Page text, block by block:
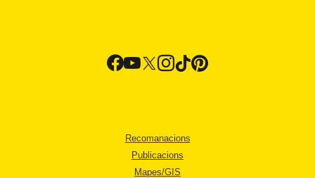
Recomanacions
Publicacions
Mapes/GIS